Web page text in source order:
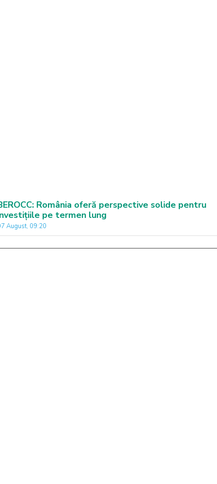
România oferă perspective solide pentru
pe termen lung
August, 09:20